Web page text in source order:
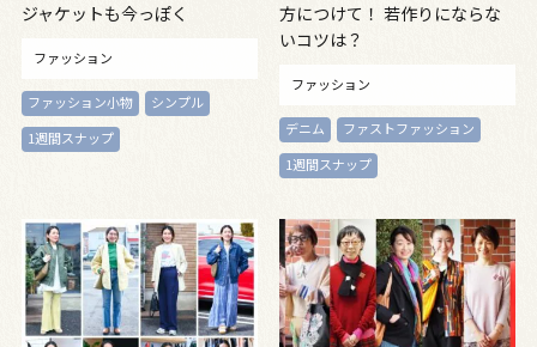
ジャケットも今っぽく
ファッション
ファッション小物
シンプル
1週間スナップ
方につけて！ 若作りにならな
いコツは？
ファッション
デニム
ファストファッション
1週間スナップ